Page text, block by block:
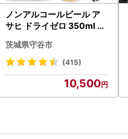
ノンアルコールビール ア
サヒ ドライゼロ 350ml 24
守谷市
茨城県守谷市
(415)
10,500